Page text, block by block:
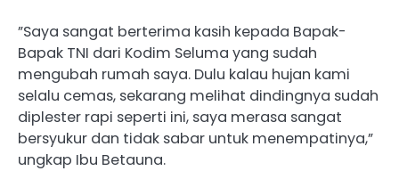
​”Saya sangat berterima kasih kepada Bapak-
Bapak TNI dari Kodim Seluma yang sudah
mengubah rumah saya. Dulu kalau hujan kami
selalu cemas, sekarang melihat dindingnya sudah
diplester rapi seperti ini, saya merasa sangat
bersyukur dan tidak sabar untuk menempatinya,”
ungkap Ibu Betauna.